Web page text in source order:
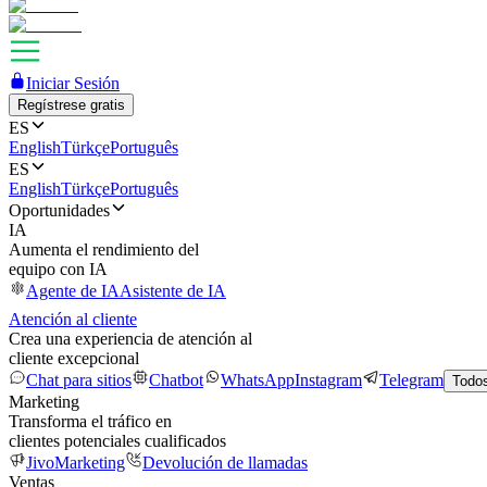
Iniciar Sesión
Regístrese gratis
ES
EnglishTürkçePortuguês
ES
EnglishTürkçePortuguês
Oportunidades
IA
Aumenta el rendimiento del
equipo con IA
Agente de IAAsistente de IA
Atención al cliente
Crea una experiencia de atención al
cliente excepcional
Chat para sitios
Chatbot WhatsAppInstagram Telegram
Marketing
Transforma el tráfico en
clientes potenciales cualificados
JivoMarketing
Devolución de llamadas
Ventas